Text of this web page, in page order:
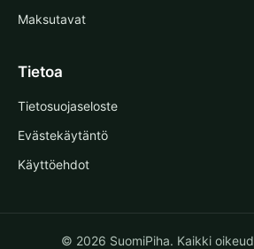
Maksutavat
Tietoa
Tietosuojaseloste
Evästekäytäntö
Käyttöehdot
© 2026 SuomiPiha. Kaikki